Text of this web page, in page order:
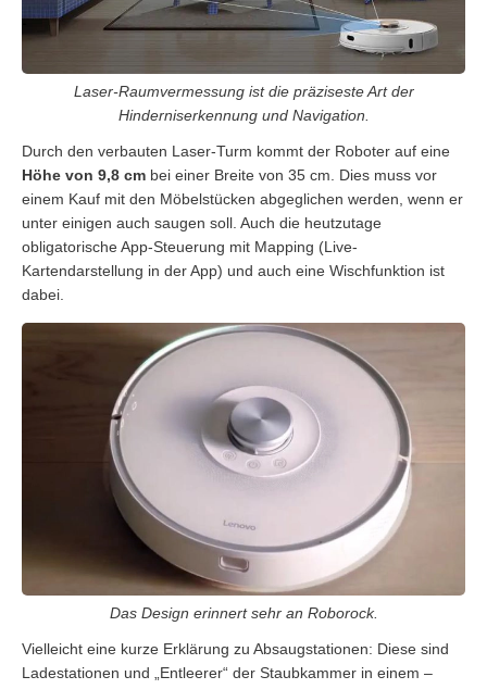
Laser-Raumvermessung ist die präziseste Art der
Hinderniserkennung und Navigation.
Durch den verbauten Laser-Turm kommt der Roboter auf eine
Höhe von 9,8 cm bei einer Breite von 35 cm. Dies muss vor
einem Kauf mit den Möbelstücken abgeglichen werden, wenn er
unter einigen auch saugen soll. Auch die heutzutage
obligatorische App-Steuerung mit Mapping (Live-
Kartendarstellung in der App) und auch eine Wischfunktion ist
dabei.
Das Design erinnert sehr an Roborock.
Vielleicht eine kurze Erklärung zu Absaugstationen: Diese sind
Ladestationen und „Entleerer“ der Staubkammer in einem –